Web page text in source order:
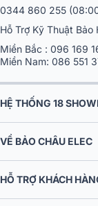
0344 860 255
Hỗ Trợ Kỹ Thuật Bảo
Miền Bắc : 096 169
Miền Nam: 086 551
HỆ THỐNG 18
VỀ BẢO CHÂU ELEC
HỖ TRỢ KHÁCH